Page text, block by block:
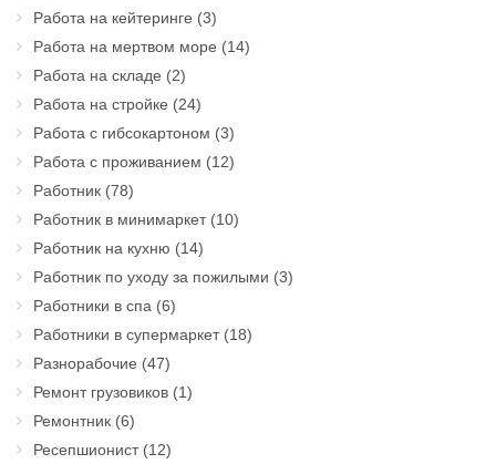
Работа на кейтеринге (3)
Работа на мертвом море (14)
Работа на складе (2)
Работа на стройке (24)
Работа с гибсокартоном (3)
Работа с проживанием (12)
Работник (78)
Работник в минимаркет(10)
Работник на кухню (14)
Работник по уходу за пожилыми (3)
Работники в спа (6)
Работники в супермаркет(18)
Разнорабочие (47)
Ремонт грузовиков (1)
Ремонтник (6)
Ресепшионист(12)